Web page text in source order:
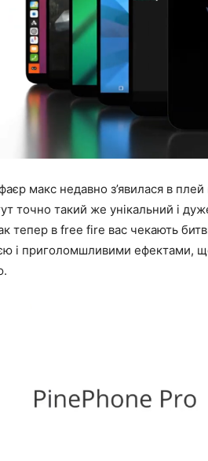
макс недавно з’явилася в
точно такий же унікальний і
тепер в free fire вас чекають
і приголомшливими ефектами,